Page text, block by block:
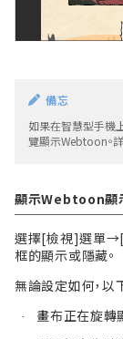
備忘
如果在智慧型手機
覽顯示Webtoon。
顯示Webtoon顯
選擇[檢視]選單
框的顯示或隱藏。
無論設定如何，
· 畫布正在旋轉